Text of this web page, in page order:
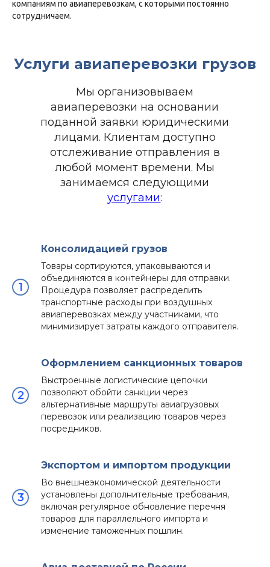
компаниям по авиаперевозкам, с которыми постоянно
сотрудничаем.
Услуги авиаперевозки грузов
Мы организовываем
авиаперевозки на основании
поданной заявки юридическими
лицами. Клиентам доступно
отслеживание отправления в
любой момент времени. Мы
занимаемся следующими
услугами:
Консолидацией грузов
Товары сортируются, упаковываются и
объединяются в контейнеры для отправки.
Процедура позволяет распределить
транспортные расходы при воздушных
авиаперевозках между участниками, что
минимизирует затраты каждого отправителя.
Оформлением санкционных товаров
Выстроенные логистические цепочки
позволяют обойти санкции через
альтернативные маршруты авиагрузовых
перевозок или реализацию товаров через
посредников.
Экспортом и импортом продукции
Во внешнеэкономической деятельности
установлены дополнительные требования,
включая регулярное обновление перечня
товаров для параллельного импорта и
изменение таможенных пошлин.